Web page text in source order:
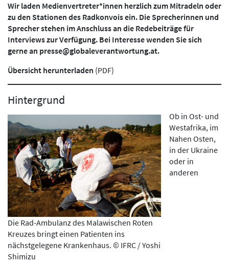
Wir laden Medienvertreter*innen herzlich zum Mitradeln oder
zu den Stationen des Radkonvois ein. Die Sprecherinnen und
Sprecher stehen im Anschluss an die Redebeiträge für
Interviews zur Verfügung. Bei Interesse wenden Sie sich
gerne an presse@globaleverantwortung.at.
Übersicht herunterladen (PDF)
Hintergrund
Die Rad-Ambulanz des Malawischen Roten
Kreuzes bringt einen Patienten ins
nächstgelegene Krankenhaus. © IFRC / Yoshi
Shimizu
Ob in Ost- und
Westafrika, im
Nahen Osten,
in der Ukraine
oder in
anderen